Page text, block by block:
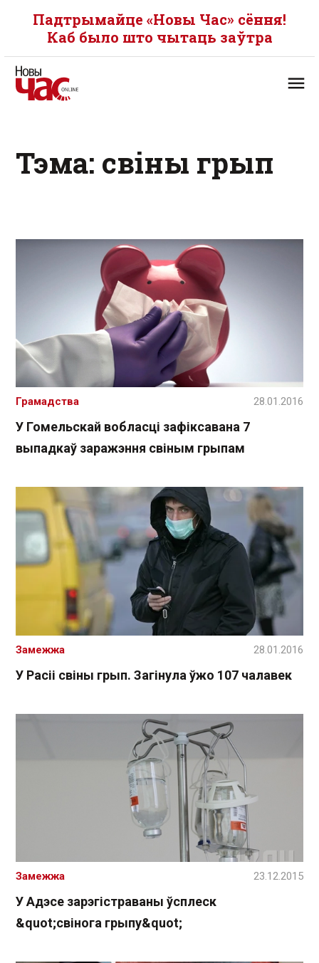
Падтрымайце «Новы Час» сёння!
Каб было што чытаць заўтра
Тэма: свіны грып
У Гомельскай вобласці зафіксавана 7
выпадкаў заражэння свіным грыпам
Грамадства 28.01.2016
У Расіі свіны грып. Загінула ўжо 107 чалавек
Замежжа 28.01.2016
У Адэсе зарэгістраваны ўсплеск
&quot;свінога грыпу&quot;
Замежжа 23.12.2015